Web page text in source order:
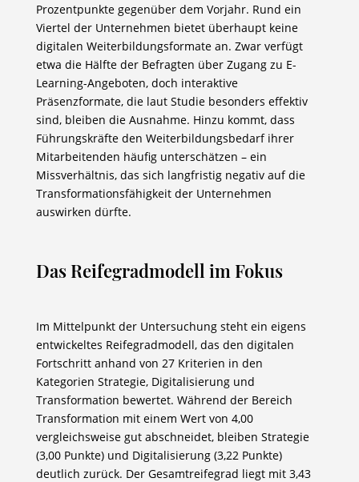
Prozentpunkte gegenüber dem Vorjahr. Rund ein
Viertel der Unternehmen bietet überhaupt keine
digitalen Weiterbildungsformate an. Zwar verfügt
etwa die Hälfte der Befragten über Zugang zu E-
Learning-Angeboten, doch interaktive
Präsenzformate, die laut Studie besonders effektiv
sind, bleiben die Ausnahme. Hinzu kommt, dass
Führungskräfte den Weiterbildungsbedarf ihrer
Mitarbeitenden häufig unterschätzen – ein
Missverhältnis, das sich langfristig negativ auf die
Transformationsfähigkeit der Unternehmen
auswirken dürfte.
Das Reifegradmodell im Fokus
Im Mittelpunkt der Untersuchung steht ein eigens
entwickeltes Reifegradmodell, das den digitalen
Fortschritt anhand von 27 Kriterien in den
Kategorien Strategie, Digitalisierung und
Transformation bewertet. Während der Bereich
Transformation mit einem Wert von 4,00
vergleichsweise gut abschneidet, bleiben Strategie
(3,00 Punkte) und Digitalisierung (3,22 Punkte)
deutlich zurück. Der Gesamtreifegrad liegt mit 3,43